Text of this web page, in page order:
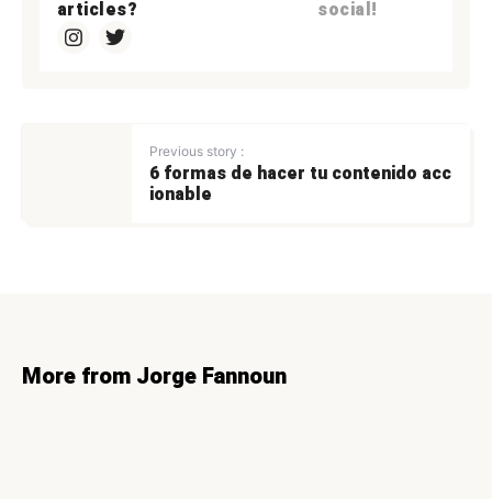
articles? social!
Previous story :
6 formas de hacer tu contenido acc
ionable
More from Jorge Fannoun